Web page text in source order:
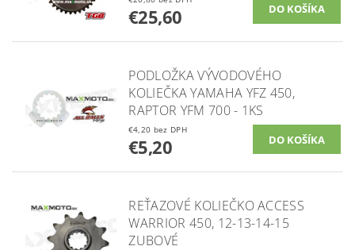
€25,60
PODLOŽKA VÝVODOVÉHO
KOLIEČKA YAMAHA YFZ 450,
RAPTOR YFM 700 - 1KS
€4,20 bez DPH
€5,20
REŤAZOVÉ KOLIEČKO ACCESS
WARRIOR 450, 12-13-14-15
ZUBOVÉ